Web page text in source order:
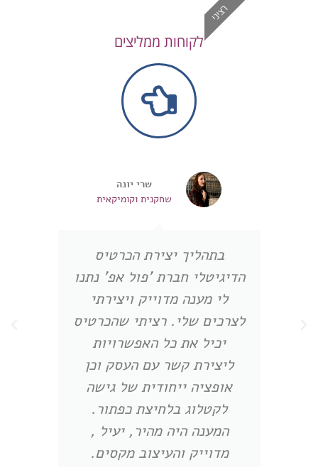
רציני
לקוחות ממליצים
בתהליך יצירת הכרטיס
הדיגיטלי חברת 'פול אפ' נתנו
לי מענה מדוייק ויצירתי
לצרכים שלי. רציתי שהכרטיס
יכיל את כל האפשרויות
ליצירת קשר עם העסק וכן
אופציה ייחודית של גישה
לקטלוג בלחיצת כפתור.
המענה היה מהיר, יעיל ,
מדוייק והעיצוב מקסים.
שרי יונה
שחקנית וקומיקאית